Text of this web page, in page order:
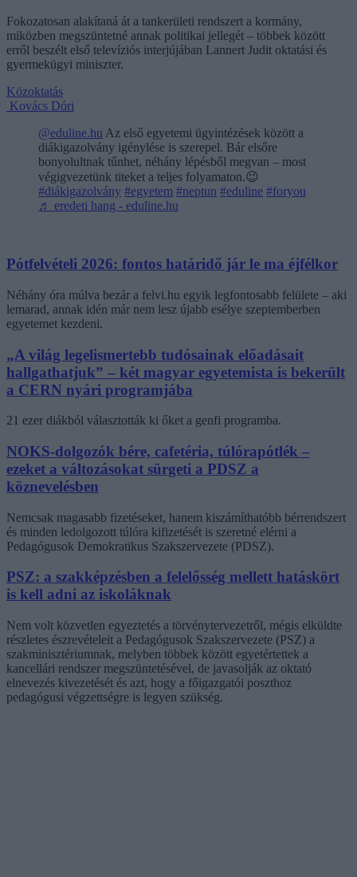
Fokozatosan alakítaná át a tankerületi rendszert a kormány,
miközben megszüntetné annak politikai jellegét – többek között
erről beszélt első televíziós interjújában Lannert Judit oktatási és
gyermekügyi miniszter.
Közoktatás
Kovács Dóri
@eduline.hu Az első egyetemi ügyintézések között a
diákigazolvány igénylése is szerepel. Bár elsőre
bonyolultnak tűnhet, néhány lépésből megvan – most
végigvezetünk titeket a teljes folyamaton.😉
#diákigazolvány #egyetem #neptun #eduline #foryou
♬ eredeti hang - eduline.hu
Pótfelvételi 2026: fontos határidő jár le ma éjfélkor
Néhány óra múlva bezár a felvi.hu egyik legfontosabb felülete – aki
lemarad, annak idén már nem lesz újabb esélye szeptemberben
egyetemet kezdeni.
„A világ legelismertebb tudósainak előadásait
hallgathatjuk” – két magyar egyetemista is bekerült
a CERN nyári programjába
21 ezer diákból választották ki őket a genfi programba.
NOKS-dolgozók bére, cafetéria, túlórapótlék –
ezeket a változásokat sürgeti a PDSZ a
köznevelésben
Nemcsak magasabb fizetéseket, hanem kiszámíthatóbb bérrendszert
és minden ledolgozott túlóra kifizetését is szeretné elérni a
Pedagógusok Demokratikus Szakszervezete (PDSZ).
PSZ: a szakképzésben a felelősség mellett hatáskört
is kell adni az iskoláknak
Nem volt közvetlen egyeztetés a törvénytervezetről, mégis elküldte
részletes észrevételeit a Pedagógusok Szakszervezete (PSZ) a
szakminisztériumnak, melyben többek között egyetértettek a
kancellári rendszer megszüntetésével, de javasolják az oktató
elnevezés kivezetését és azt, hogy a főigazgatói poszthoz
pedagógusi végzettségre is legyen szükség.